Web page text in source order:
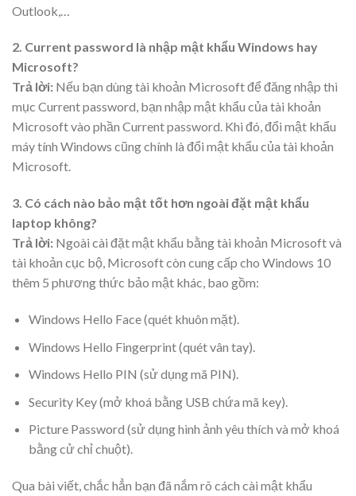
Outlook,…
2. Current password là nhập mật khẩu Windows hay
Microsoft?
Trả lời: Nếu bạn dùng tài khoản Microsoft để đăng nhập thì
mục Current password, bạn nhập mật khẩu của tài khoản
Microsoft vào phần Current password. Khi đó, đổi mật khẩu
máy tính Windows cũng chính là đổi mật khẩu của tài khoản
Microsoft.
3. Có cách nào bảo mật tốt hơn ngoài đặt mật khẩu
laptop không?
Trả lời: Ngoài cài đặt mật khẩu bằng tài khoản Microsoft và
tài khoản cục bộ, Microsoft còn cung cấp cho Windows 10
thêm 5 phương thức bảo mật khác, bao gồm:
Windows Hello Face (quét khuôn mặt).
Windows Hello Fingerprint (quét vân tay).
Windows Hello PIN (sử dụng mã PIN).
Security Key (mở khoá bằng USB chứa mã key).
Picture Password (sử dụng hình ảnh yêu thích và mở khoá
bằng cử chỉ chuột).
Qua bài viết, chắc hẳn bạn đã nắm rõ cách cài mật khẩu